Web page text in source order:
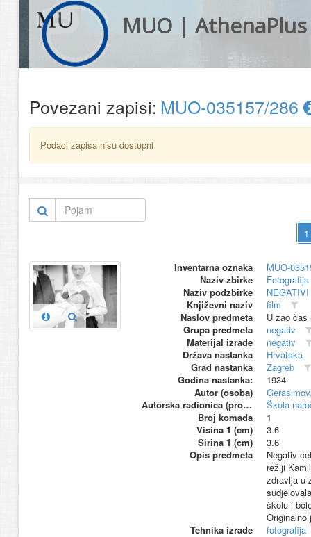
MUO | AthenaPlus
Povezani zapisi: MUO-035157/286
Podaci zapisa nisu dostupni
Inventarna oznaka
MUO-
Naziv zbirke
Naziv podzbirke
NEGATIVI
Književni naziv
film
Naslov predmeta
U zao čas
Grupa predmeta
negativ
Materijal izrade
negativ
Država nastanka
Hrvatska
Grad nastanka
Zagreb
Godina nastanka:
1934
Autor (osoba)
Autorska radionica (proizvođač)
Škola
Broj komada
1
Visina 1 (cm)
3.6
Širina 1 (cm)
3.6
Opis predmeta
Negativ
režiji
zdravlja u
školu i
Originalno
Tehnika izrade
fotografija